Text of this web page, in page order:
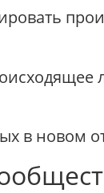
в новом